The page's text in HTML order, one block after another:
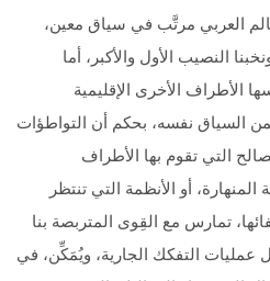
العربي مرتَّب في سياق معين،
النصيب الأول والأكبر، أما
الأطراف الأخرى الإقليمية
ضمن السياق نفسه، بحكم أن التواطؤات
التي تقوم بها الأطراف
المنهارة، أو الأنظمة التي تنتظر
تمارس مع القِوى المتربصة بنا
عمليات التفكك الجارية، ويُمَكِّن، في